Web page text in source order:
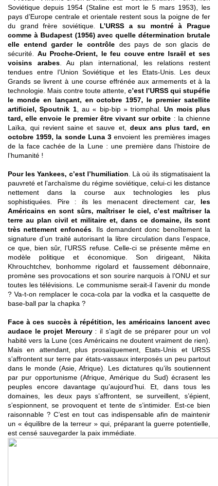
Soviétique depuis 1954 (Staline est mort le 5 mars 1953), les
pays d’Europe centrale et orientale restent sous la poigne de fer
du grand frère soviétique. L’URSS a su montré à Prague
comme à Budapest (1956) avec quelle détermination brutale
elle entend garder le contrôledes pays de son glacis de
sécurité. Au Proche-Orient, le feu couve entre Israël et ses
voisins arabes. Au plan international, les relations restent
tendues entre l’Union Soviétique et les Etats-Unis. Les deux
Grands se livrent à une course effrénée aux armements et à la
technologie. Mais contre toute attente, c’est l’URSS qui stupéfie
le monde en lançant, en octobre 1957, le premier satellite
artificiel, Spoutnik 1, au « bip-bip » triomphal.Un mois plus
tard, elle envoie le premier être vivant sur orbite : la chienne
Laïka, qui revient saine et sauve et, deux ans plus tard, en
octobre 1959, la sonde Luna 3 envoient les premières images
de la face cachée de la Lune : une première dans l’histoire de
l’humanité !
Pour les Yankees, c’est l’humiliation . Là où ils stigmatisaient la
pauvreté et l’archaïsme du régime soviétique, celui-ci les distance
nettement dans la course aux technologies les plus
sophistiquées. Pire : ils les menacent directement car, les
Américains en sont sûrs, maîtriser le ciel, c’est maîtriser la
terre au plan civil et militaire et, dans ce domaine, ils sont
très nettement enfoncés. Ils demandent donc benoîtement la
signature d’un traité autorisant la libre circulation dans l’espace,
ce que, bien sûr, l’URSS refuse. Celle-ci se présente même en
modèle politique et économique. Son dirigeant, Nikita
Khrouchtchev, bonhomme rigolard et faussement débonnaire,
promène ses provocations et son sourire narquois à l’ONU et sur
toutes les télévisions. Le communisme serait-il l’avenir du monde
? Va-t-on remplacer le coca-cola par la vodka et la casquette de
base-ball par la chapka ?
Face à ces succès à répétition, les américains lancent avec
audace le projet Mercury: il s’agit de se préparer pour un vol
habité vers la Lune (ces Américains ne doutent vraiment de rien).
Mais en attendant, plus prosaïquement, Etats-Unis et URSS
s’affrontent sur terre par états-vassaux interposés un peu partout
dans le monde (Asie, Afrique). Les dictatures qu’ils soutiennent
par pur opportunisme (Afrique, Amérique du Sud) écrasent les
peuples encore davantage qu’aujourd’hui. Et, dans tous les
domaines, les deux pays s’affrontent, se surveillent, s’épient,
s’espionnent, se provoquent et tente de s’intimider. Est-ce bien
raisonnable ? C’est en tout cas indispensable afin de maintenir
un « équilibre de la terreur » qui, préparant la guerre potentielle,
est censé sauvegarder la paix immédiate.